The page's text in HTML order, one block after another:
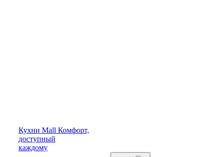
Кухни Mall Комфорт,
доступный
каждому